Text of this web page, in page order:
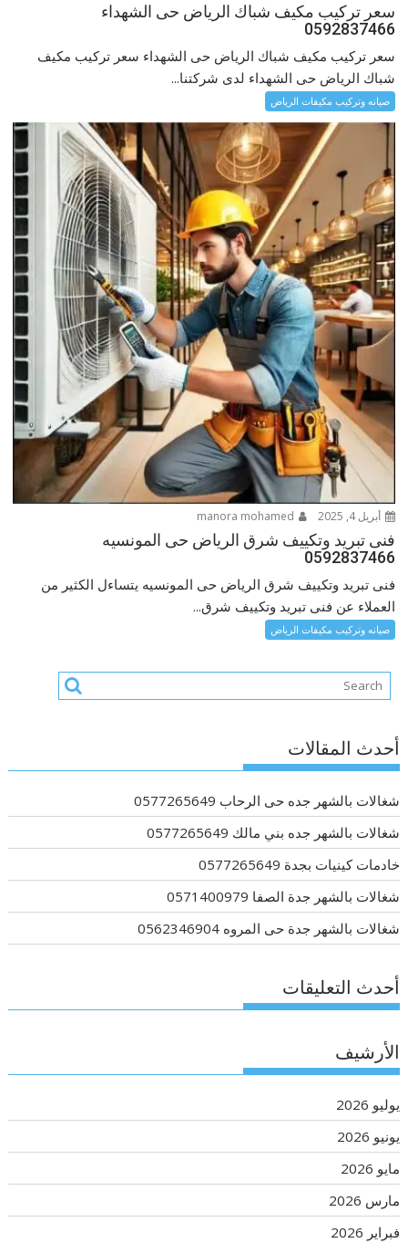
سعر تركيب مكيف شباك الرياض حى الشهداء
0592837466
سعر تركيب مكيف شباك الرياض حى الشهداء سعر تركيب مكيف
شباك الرياض حى الشهداء لدى شركتنا...
صيانه وتركيب مكيفات الرياض
أبريل 4, 2025
فنى تبريد وتكييف شرق الرياض حى المونسيه
0592837466
فنى تبريد وتكييف شرق الرياض حى المونسيه يتساءل الكثير من
العملاء عن فنى تبريد وتكييف شرق...
صيانه وتركيب مكيفات الرياض
أحدث المقالات
شغالات بالشهر جده حى الرحاب 0577265649
شغالات بالشهر جده بني مالك 0577265649
خادمات كينيات بجدة 0577265649
شغالات بالشهر جدة الصفا 0571400979
شغالات بالشهر جدة حى المروه 0562346904
أحدث التعليقات
الأرشيف
يوليو 2026
يونيو 2026
مايو 2026
مارس 2026
فبراير 2026